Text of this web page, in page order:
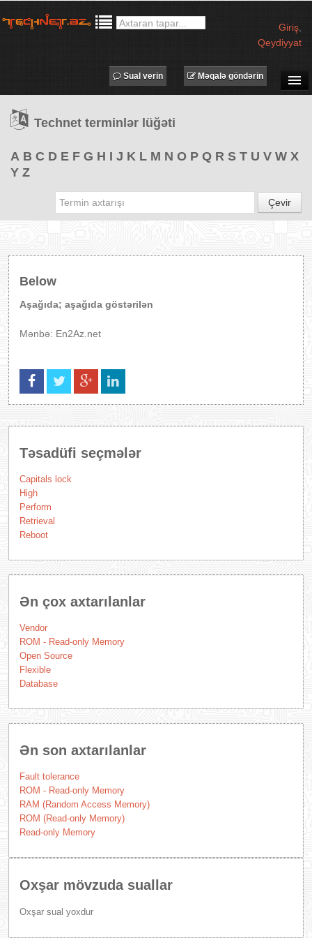
Giriş
Qeydiyyat
TƏDBİRLƏR
PROQRAMLAR
Məqalə göndərin
Sual verin
Technet terminlər lüğəti
A B C D E F G H I J K L M N O P Q R S T U V W X
Y Z
Çevir
Below
Aşağıda; aşağıda göstərilən
Mənbə: En2Az.net
Təsadüfi seçmələr
Capitals lock
High
Perform
Retrieval
Reboot
Ən çox axtarılanlar
Vendor
ROM - Read-only Memory
Open Source
Flexible
Database
Ən son axtarılanlar
Fault tolerance
ROM - Read-only Memory
RAM (Random Access Memory)
ROM (Read-only Memory)
Read-only Memory
Oxşar mövzuda suallar
Oxşar sual yoxdur